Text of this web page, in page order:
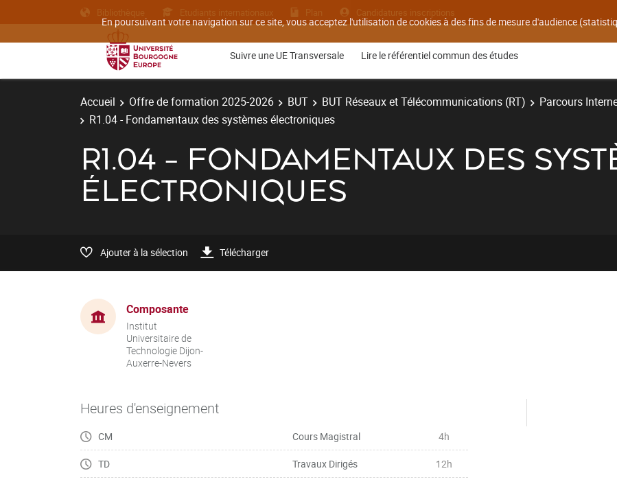
En poursuivant votre navigation sur ce site, vous acceptez l'utilisation de cookies à des fins de mesure d'audience
Bibliothèque Etudiants internationaux Plan Candidatures inscriptions
Suivre une UE Transversale Lire le référentiel commun des études
Accueil Offre de formation 2025-2026 BUT BUT Réseaux et Télécommunications (RT)
Parcours
R1.04 - Fondamentaux des systèmes électroniques
R1.04 - FONDAMENTAUX DES
ÉLECTRONIQUES
Ajouter à la sélection Télécharger
Composante
Institut
Universitaire de
Technologie Dijon-
Auxerre-Nevers
Heures d'enseignement
CM Cours Magistral 4h
TD Travaux Dirigés 12h